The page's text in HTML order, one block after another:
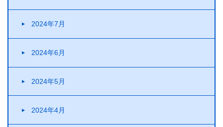
2024年7月
2024年6月
2024年5月
2024年4月